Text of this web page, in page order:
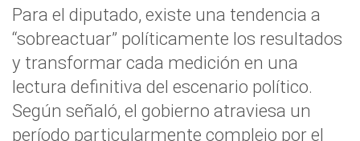
Para el diputado, existe una tendencia a
“sobreactuar” políticamente los resultados
y transformar cada medición en una
lectura definitiva del escenario político.
Según señaló, el gobierno atraviesa un
período particularmente complejo por el